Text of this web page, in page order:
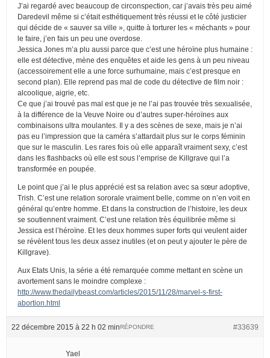
J’ai regardé avec beaucoup de circonspection, car j’avais très peu aimé
Daredevil même si c’était esthétiquement très réussi et le côté justicier
qui décide de « sauver sa ville », quitte à torturer les « méchants » pour
le faire, j’en fais un peu une overdose.
Jessica Jones m’a plu aussi parce que c’est une héroïne plus humaine :
elle est détective, mène des enquêtes et aide les gens à un peu niveau
(accessoirement elle a une force surhumaine, mais c’est presque en
second plan). Elle reprend pas mal de code du détective de film noir :
alcoolique, aigrie, etc.
Ce que j’ai trouvé pas mal est que je ne l’ai pas trouvée très sexualisée,
à la différence de la Veuve Noire ou d’autres super-héroïnes aux
combinaisons ultra moulantes. Il y a des scènes de sexe, mais je n’ai
pas eu l’impression que la caméra s’attardait plus sur le corps féminin
que sur le masculin. Les rares fois où elle apparaît vraiment sexy, c’est
dans les flashbacks où elle est sous l’emprise de Killgrave qui l’a
transformée en poupée.
Le point que j’ai le plus apprécié est sa relation avec sa sœur adoptive,
Trish. C’est une relation sororale vraiment belle, comme on n’en voit en
général qu’entre homme. Et dans la construction de l’histoire, les deux
se soutiennent vraiment. C’est une relation très équilibrée même si
Jessica est l’héroïne. Et les deux hommes super forts qui veulent aider
se révèlent tous les deux assez inutiles (et on peut y ajouter le père de
Killgrave).
Aux Etats Unis, la série a été remarquée comme mettant en scène un
avortement sans le moindre complexe :
http://www.thedailybeast.com/articles/2015/11/28/marvel-s-first-
abortion.html
22 décembre 2015 à 22 h 02 min #33639
RÉPONDRE
Yael